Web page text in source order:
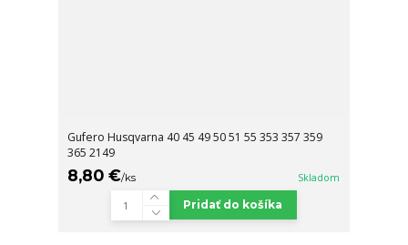
Gufero Husqvarna 40 45 49 50 51 55 353 357 359
365 2149
8,80 €/ks Skladom
Pridať do košíka